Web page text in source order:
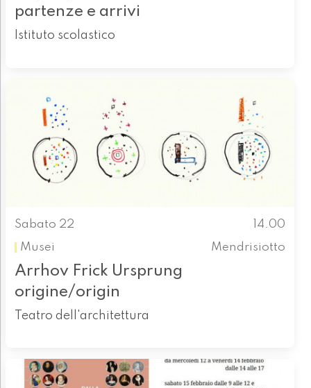
partenze e arrivi
Istituto scolastico
Sabato 22
14.00
Musei
Mendrisiotto
Arrhov Frick Ursprung
origine/origin
Teatro dell'architettura